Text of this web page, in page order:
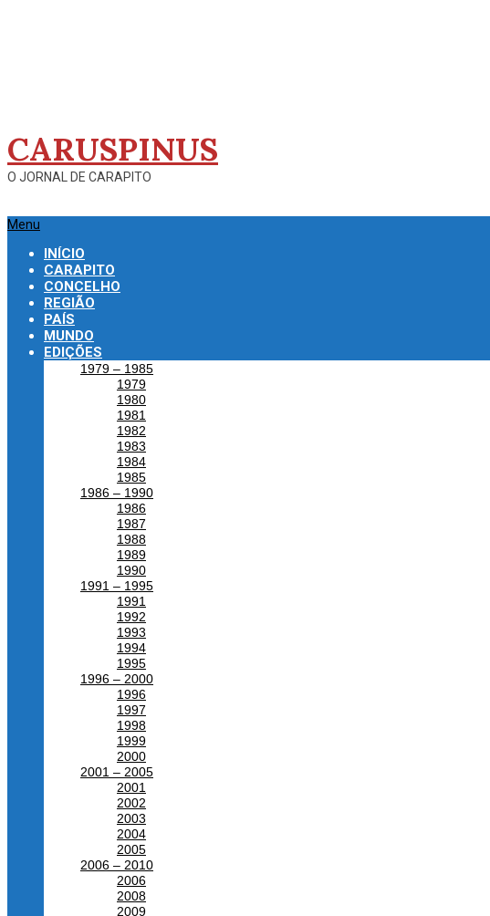
CARUSPINUS
O JORNAL DE CARAPITO
Primary
Menu
Menu
INÍCIO
CARAPITO
CONCELHO
REGIÃO
PAÍS
MUNDO
EDIÇÕES
1979 – 1985
1979
1980
1981
1982
1983
1984
1985
1986 – 1990
1986
1987
1988
1989
1990
1991 – 1995
1991
1992
1993
1994
1995
1996 – 2000
1996
1997
1998
1999
2000
2001 – 2005
2001
2002
2003
2004
2005
2006 – 2010
2006
2008
2009